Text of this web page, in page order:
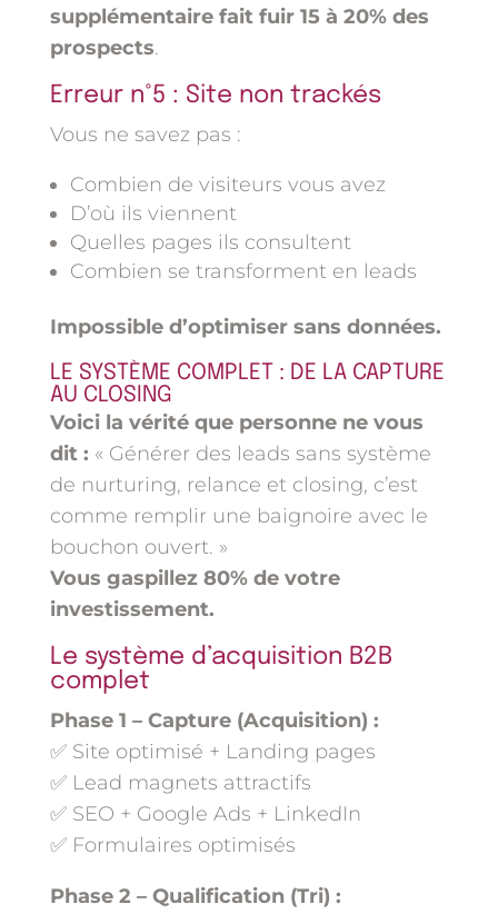
supplémentaire fait fuir 15 à 20% des
prospects.
Erreur n°5 : Site non trackés
Vous ne savez pas :
Combien de visiteurs vous avez
D’où ils viennent
Quelles pages ils consultent
Combien se transforment en leads
Impossible d’optimiser sans données.
LE SYSTÈME COMPLET : DE LA CAPTURE
AU CLOSING
Voici la vérité que personne ne vous
dit : « Générer des leads sans système
de nurturing, relance et closing, c’est
comme remplir une baignoire avec le
bouchon ouvert. »
Vous gaspillez 80% de votre
investissement.
Le système d’acquisition B2B
complet
Phase 1 – Capture (Acquisition) :
✅ Site optimisé + Landing pages
✅ Lead magnets attractifs
✅ SEO + Google Ads + LinkedIn
✅ Formulaires optimisés
Phase 2 – Qualification (Tri) :